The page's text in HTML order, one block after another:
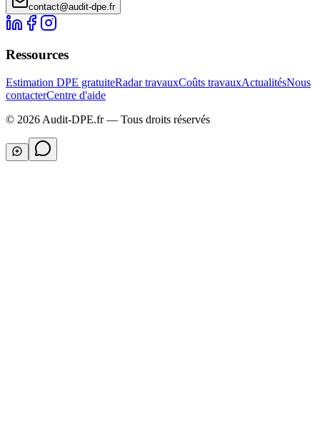
contact@audit-dpe.fr
Ressources
Estimation DPE gratuiteRadar travauxCoûts travauxActualitésNous
contacterCentre d'aide
© 2026 Audit-DPE.fr — Tous droits réservés